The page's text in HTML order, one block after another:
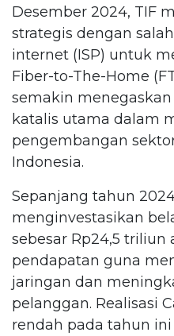
Desember 2024, TIF
strategis dengan
internet (ISP) untuk
Fiber-to-The-Home
semakin menegaskan
katalis utama dalam
pengembangan
Indonesia.
Sepanjang tahun
menginvestasikan
sebesar Rp24,5 triliun
pendapatan guna
jaringan dan
pelanggan. Realisasi
rendah pada tahun